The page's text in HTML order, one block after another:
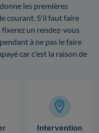
les premières
courant. S'il faut faire
un rendez-vous
à ne pas le faire
car c'est la raison de
Intervention